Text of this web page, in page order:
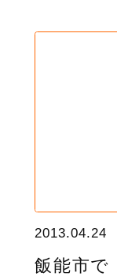
2013.04.24
飯能市で